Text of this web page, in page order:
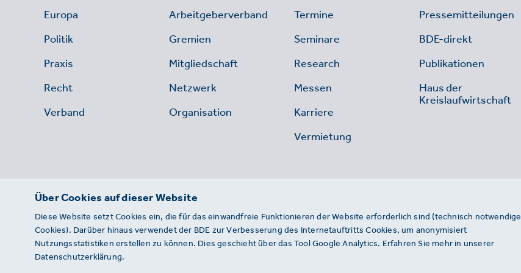
Europa
Politik
Praxis
Recht
Verband
Arbeitgeberverband
Gremien
Mitgliedschaft
Netzwerk
Organisation
Termine
Seminare
Research
Messen
Karriere
Vermietung
Pressemitteilungen
BDE-direkt
Publikationen
Haus der
Kreislaufwirtschaft
Über Cookies auf dieser Website
Diese Website setzt Cookies ein, die für das einwandfreie Funktionieren der Website erforderlich sind (technisch notwendige
Cookies). Darüber hinaus verwendet der BDE zur Verbesserung des Internetauftritts Cookies, um anonymisiert
Nutzungsstatistiken erstellen zu können. Dies geschieht über das Tool Google Analytics. Erfahren Sie mehr in unserer
Datenschutzerklärung.